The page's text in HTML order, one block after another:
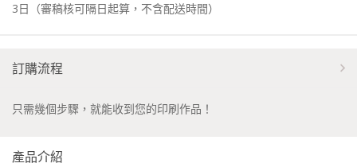
3日 （審稿核可隔日起算，不含配送時間）
訂購流程
只需幾個步驟，就能收到您的印刷作品！
產品介紹